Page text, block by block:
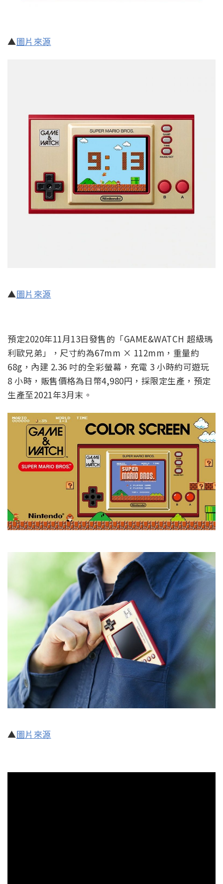
▲圖片來源
▲圖片來源
預定2020年11月13日發售的「GAME&WATCH 超級瑪
利歐兄弟」，尺寸約為67mm × 112mm，重量約
68g，內建 2.36 吋的全彩螢幕，充電 3 小時約可遊玩
8 小時，販售價格為日幣4,980円，採限定生產，預定
生產至2021年3月末。
▲圖片來源